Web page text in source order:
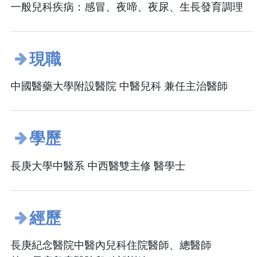
一般兒科疾病：感冒、夜啼、夜尿、生長發育調理
現職
中國醫藥大學附設醫院 中醫兒科 兼任主治醫師
學歷
長庚大學中醫系 中西醫雙主修 醫學士
經歷
長庚紀念醫院中醫內兒科住院醫師、總醫師